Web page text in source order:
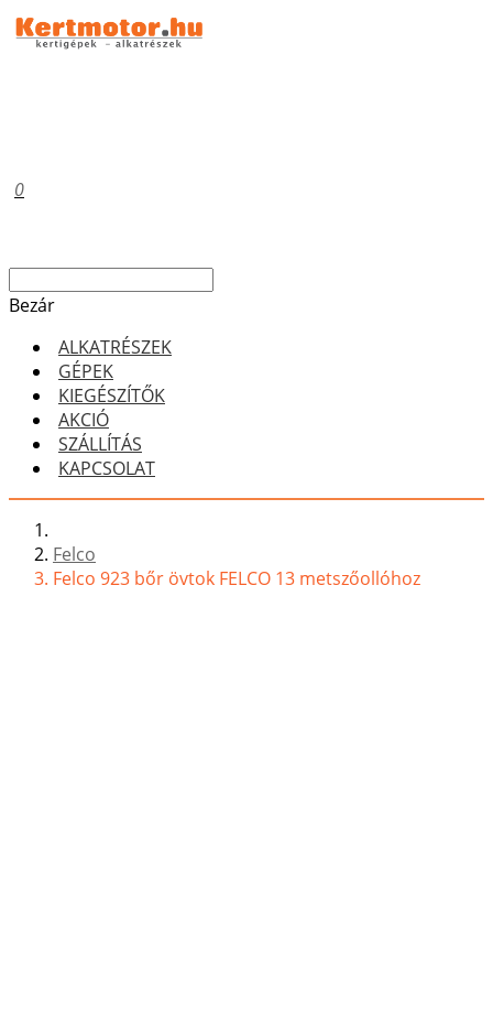
0
Bezár
ALKATRÉSZEK
GÉPEK
KIEGÉSZÍTŐK
AKCIÓ
SZÁLLÍTÁS
KAPCSOLAT
Felco
Felco 923 bőr övtok FELCO 13 metszőollóhoz